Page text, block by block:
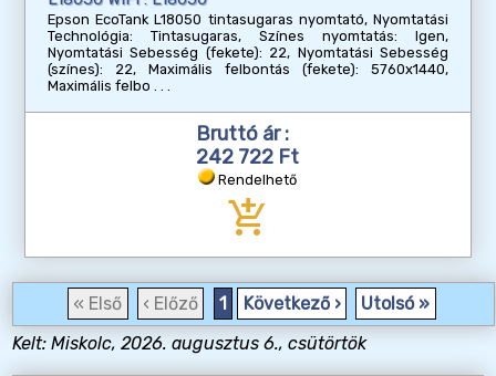
Epson EcoTank L18050 tintasugaras nyomtató, Nyomtatási
Technológia: Tintasugaras, Színes nyomtatás: Igen,
Nyomtatási Sebesség (fekete): 22, Nyomtatási Sebesség
(színes): 22, Maximális felbontás (fekete): 5760x1440,
Maximális felbo
Bruttó ár :
242 722 Ft
Rendelhető
add_shopping_cart
« Első ‹ Előző 1 Következő ›
Utolsó »
Kelt: Miskolc, 2026. augusztus 6., csütörtök